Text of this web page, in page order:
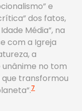
e
dos fatos,
Média”, na
com a Igreja
a
no tom
transformou
7